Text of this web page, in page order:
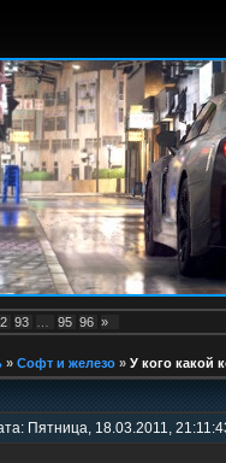
93 95 96 »
» Софт и железо » У кого какой
Пятница, 18.03.2011,